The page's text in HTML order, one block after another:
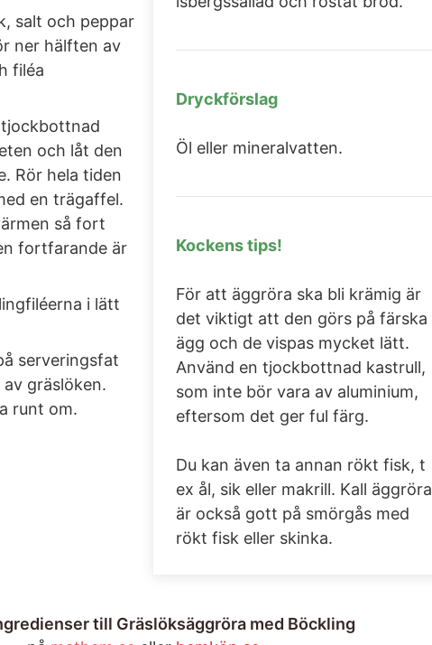
salt och peppar
ner hälften av
filéa
och låt den
Rör hela tiden
en trägaffel.
så fort
fortfarande är
i lätt
serveringsfat
gräslöken.
runt om.
Dryckförslag
Öl eller mineralvatten.
Kockens tips!
För att äggröra ska bli krämig är
det viktigt att den görs på färska
ägg och de vispas mycket lätt.
Använd en tjockbottnad kastrull,
som inte bör vara av aluminium,
eftersom det ger ful färg.
Du kan även ta annan rökt fisk, t
ex ål, sik eller makrill. Kall äggröra
är också gott på smörgås med
rökt fisk eller skinka.
till Gräslöksäggröra med Böckling